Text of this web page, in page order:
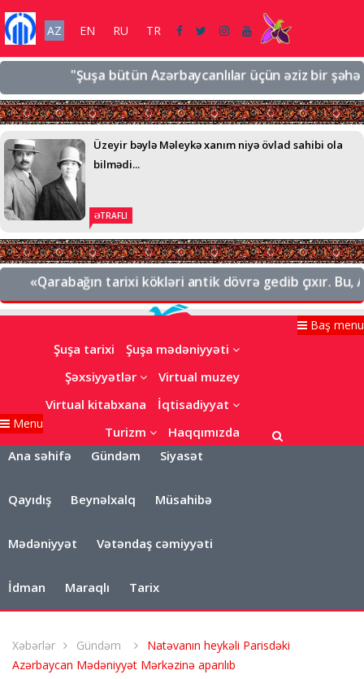
AZ EN RU TR
"Şuşa bütün Azərbaycanlılar üçün əziz bir
Üzeyir bəylə Məleykə xanım niyə övlad sahibi ola
bilmədi...
ƏTRAFLI
«Qarabağın tarixi kökləri antik dövrə gedib çıxır. Bu,
Baş menu
Şuşa tarixi
Şuşa mədəniyyəti
Şəxsiyyətlər
Virtual muzey
Virtual kitabxana
İqtisadiyyat
Turizm
Haqqımızda
Menu
Ana səhifə Gündəm Siyasət
Qayıdış Beynəlxalq Müsahibə
Mədəniyyət Vətəndaş cəmiyyəti
İdman Maraqlı Tarix
Xəbərlər Gündəm
Natəvanın heykəli Parisdəki
Azərbaycan Mədəniyyət Mərkəzinə aparılıb